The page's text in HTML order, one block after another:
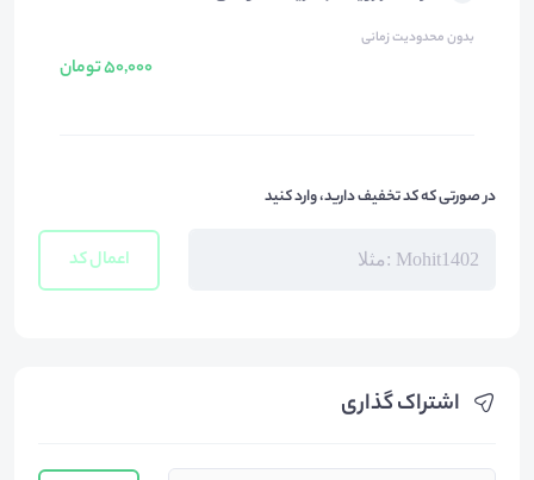
اشتراک گذاری
بدون محدودیت زمانی
50,000 تومان
در صورتی که کد تخفیف دارید، وارد کنید
اعمال کد